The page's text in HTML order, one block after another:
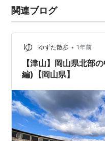
関連ブログ
ゆずた散歩 • 1年前
【津山】岡山県北部
編)【岡山県】